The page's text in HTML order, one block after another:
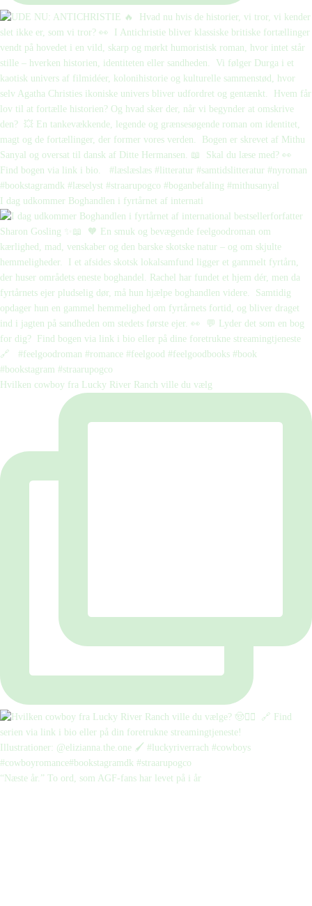
I dag udkommer Boghandlen i fyrtårnet af internati
Hvilken cowboy fra Lucky River Ranch ville du vælg
“Næste år.” To ord, som AGF-fans har levet på i år